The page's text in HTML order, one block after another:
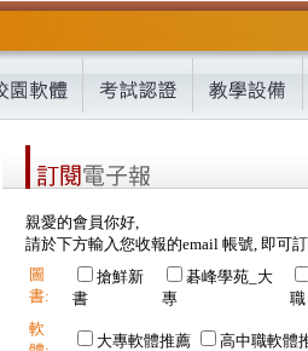
親愛的會員你好,
請於下方輸入您收報的email 帳號, 即可
圖
書:
搶鮮新
書
碁峰學苑_大
專
職
軟
大專軟體推薦 高中職軟體